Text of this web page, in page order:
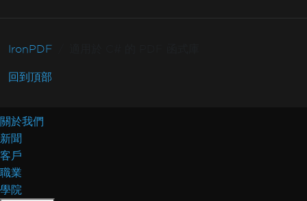
IronPDF
回到頂部
關於我們
新聞
客戶
職業
學院